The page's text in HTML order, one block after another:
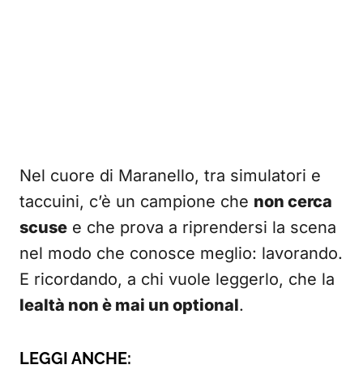
Nel cuore di Maranello, tra simulatori e
taccuini, c’è un campione che non cerca
scuse e che prova a riprendersi la scena
nel modo che conosce meglio: lavorando.
E ricordando, a chi vuole leggerlo, che la
lealtà non è mai un optional.
LEGGI ANCHE: